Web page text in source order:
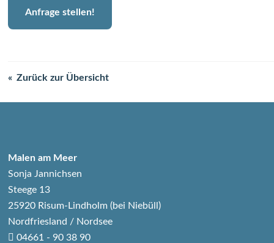
Anfrage stellen!
Zurück zur Übersicht
Malen am Meer
Sonja Jannichsen
Steege 13
25920 Risum-Lindholm (bei Niebüll)
Nordfriesland / Nordsee
04661 - 90 38 90